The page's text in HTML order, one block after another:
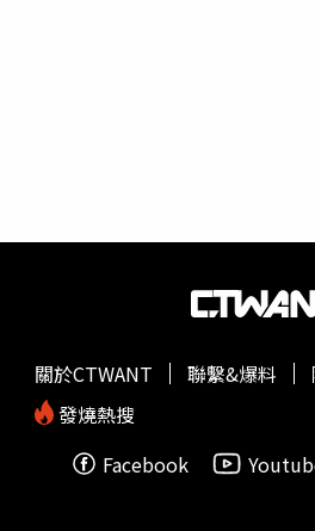
關於CTWANT 聯繫&爆料
發燒熱搜
Facebook